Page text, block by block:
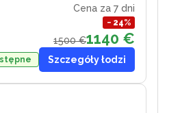
Cena za 7 dni
− 24%
1500 €1140 €
Szczegóły łodzi